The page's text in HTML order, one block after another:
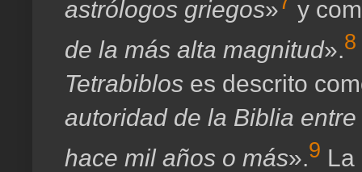
astrólogos griegos»
y
de la más alta magnitud».8
Tetrabiblos es descrito
autoridad de la Biblia
hace mil años o más».9